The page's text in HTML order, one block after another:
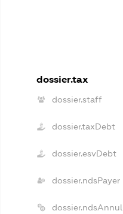
dossier.tax
dossier.staff
dossier.taxDebt
dossier.esvDebt
dossier.ndsPayer
dossier.ndsAnnul